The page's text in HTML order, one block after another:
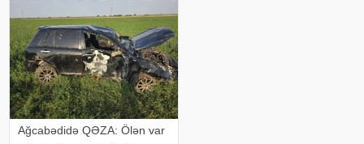
Ağcabədidə QƏZA: Ölən var